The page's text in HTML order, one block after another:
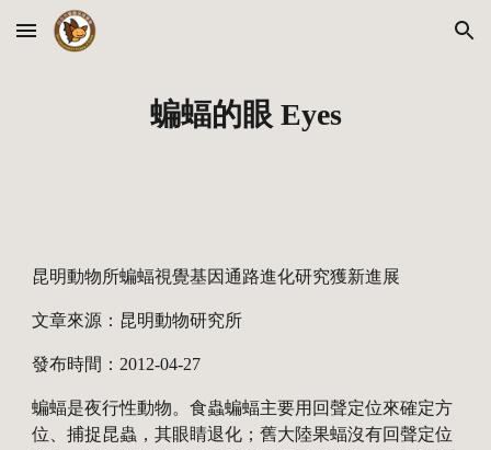
Skip to main content Skip to navigation
蝙蝠的眼 Eyes
昆明動物所蝙蝠視覺基因通路進化研究獲新進展
文章來源：昆明動物研究所
發布時間：2012-04-27
蝙蝠是夜行性動物。食蟲蝙蝠主要用回聲定位來確定方
位、捕捉昆蟲，其眼睛退化；舊大陸果蝠沒有回聲定位